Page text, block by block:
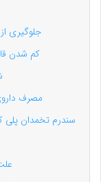
جلوگیری
کم شدن
مصرف
سندرم تخمدان